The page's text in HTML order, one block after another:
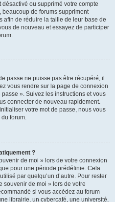
désactivé ou supprimé votre compte
de forums suppriment
afin de réduire la taille de leur base de
de nouveau et essayez de participer
passe ne puisse pas être récupéré, il
vous rendre sur la page de connexion
». Suivez les instructions et vous
connecter de nouveau rapidement.
votre mot de passe, nous vous
forum.
?
de moi » lors de votre connexion
pour une période prédéfinie. Cela
par quelqu’un d’autre. Pour rester
souvenir de moi » lors de votre
si vous accédez au forum
librairie, un cybercafé, une université,